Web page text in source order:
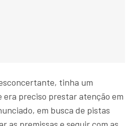
tinha um
era preciso prestar atenção em
em busca de pistas